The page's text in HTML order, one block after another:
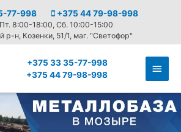
77-998 +375 44 79-98-998
8:00-18:00, Сб. 10:00-15:00
н, Козенки, 51/1, маг. "Светофор"
+375 33 35-77-998
+375 44 79-98-998